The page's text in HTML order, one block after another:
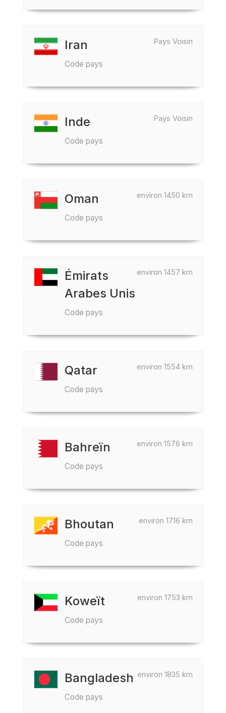
Pays Voisin
Iran
Code pays
Pays Voisin
Inde
Code pays
environ 1450 km
Oman
Code pays
environ 1457 km
Émirats
Arabes Unis
Code pays
environ 1554 km
Qatar
Code pays
environ 1576 km
Bahreïn
Code pays
environ 1716 km
Bhoutan
Code pays
environ 1753 km
Koweït
Code pays
environ 1835 km
Bangladesh
Code pays